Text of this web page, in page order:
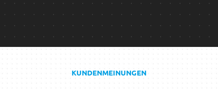
KUNDENMEINUNGEN